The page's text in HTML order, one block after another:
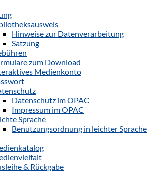
Hinweise zur Datenverarbeitung
Satzung
zum Download
Medienkonto
Datenschutz im OPAC
Impressum im OPAC
Sprache
Benutzungsordnung in leichter Sprache
& Rückgabe